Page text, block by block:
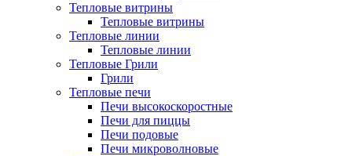
Тепловые витрины
Тепловые витрины
Тепловые линии
Тепловые линии
Тепловые Грили
Грили
Тепловые печи
Печи высокоскоростные
Печи для пиццы
Печи подовые
Печи микроволновые